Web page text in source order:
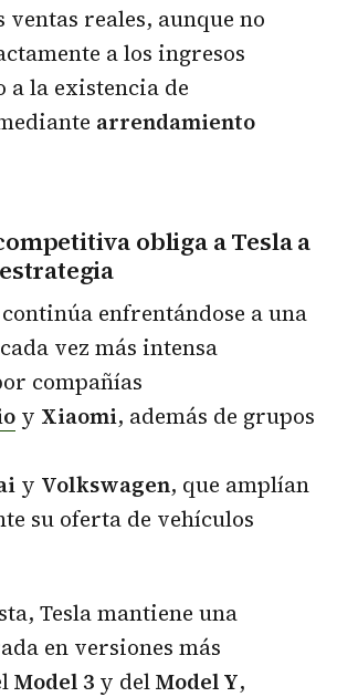
reales, aunque no
a los ingresos
a la existencia de
arrendamiento
obliga a Tesla a
enfrentándose a una
vez más intensa
compañías
y Xiaomi, además de grupos
y Volkswagen, que amplían
su oferta de vehículos
Tesla mantiene una
en versiones más
Model 3 y delModel Y,